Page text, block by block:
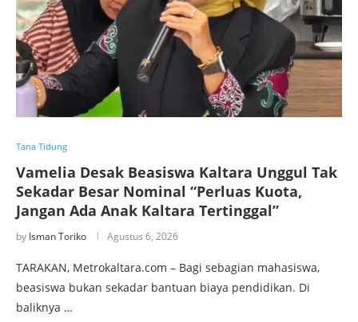
Tana Tidung
Vamelia Desak Beasiswa Kaltara Unggul Tak
Sekadar Besar Nominal “Perluas Kuota,
Jangan Ada Anak Kaltara Tertinggal”
by Isman Toriko Agustus 6, 2026
TARAKAN, Metrokaltara.com – Bagi sebagian mahasiswa,
beasiswa bukan sekadar bantuan biaya pendidikan. Di
baliknya …